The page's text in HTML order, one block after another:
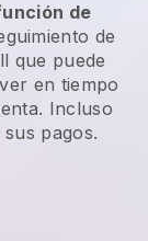
de
de
que puede
en tiempo
Incluso
pagos.